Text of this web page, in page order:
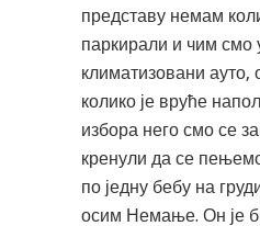
представу немам
паркирали и чим смо
климатизовани ауто,
колико је вруће
избора него смо се
кренули да се
по једну бебу на
осим Немање. Он је